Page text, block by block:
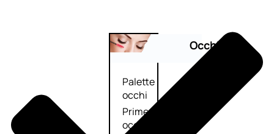
Occhi
Palette
occhi
Primer
occhi